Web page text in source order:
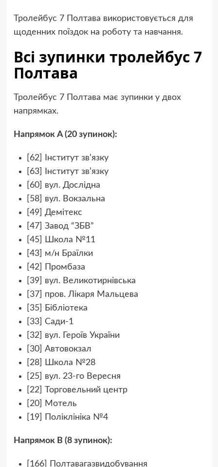
Тролейбус 7 Полтава використовується для
щоденних поїздок на роботу та навчання.
Всі зупинки тролейбус 7
Полтава
Тролейбус 7 Полтава має зупинки у двох
напрямках.
Напрямок A (20 зупинок):
[62] Інститут зв’язку
[63] Інститут зв’язку
[60] вул. Дослідна
[58] вул. Вокзальна
[49] Демітекс
[47] Завод “ЗБВ”
[45] Школа №11
[43] м/н Браїлки
[42] Промбаза
[39] вул. Великотирнівська
[37] пров. Лікаря Мальцева
[35] Бібліотека
[33] Сади-1
[32] вул. Героїв України
[30] Автовокзал
[28] Школа №28
[25] вул. 23-го Вересня
[22] Торговельний центр
[20] Мотель
[19] Поліклініка №4
Напрямок B (8 зупинок):
[166] Полтавагазвидобування